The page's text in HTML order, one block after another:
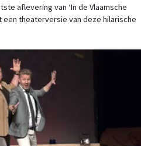
aflevering van ‘In de Vlaamsche
een theaterversie van deze hilarische